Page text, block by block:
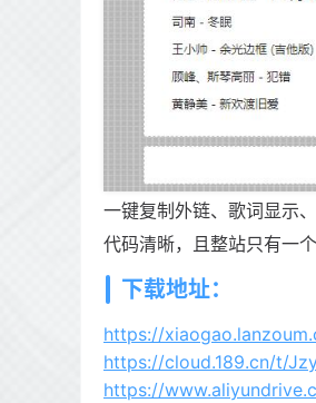
一键复制外链、歌词显示
代码清晰，且整站只有一
下载地址：
https://
https://cloud.189.cn/t/
https://